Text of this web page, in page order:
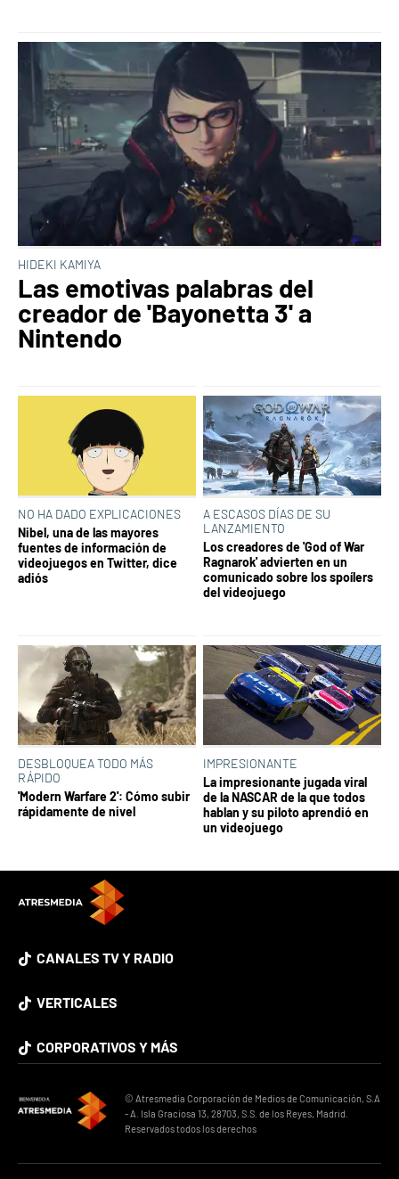
HIDEKI KAMIYA
Las emotivas palabras del
creador de 'Bayonetta 3' a
Nintendo
NO HA DADO EXPLICACIONES
Nibel, una de las mayores
fuentes de información de
videojuegos en Twitter, dice
adiós
A ESCASOS DÍAS DE SU
LANZAMIENTO
Los creadores de 'God of War
Ragnarok' advierten en un
comunicado sobre los spoílers
del videojuego
DESBLOQUEA TODO MÁS
RÁPIDO
'Modern Warfare 2': Cómo subir
rápidamente de nivel
IMPRESIONANTE
La impresionante jugada viral
de la NASCAR de la que todos
hablan y su piloto aprendió en
un videojuego
CANALES TV Y RADIO
VERTICALES
CORPORATIVOS Y MÁS
© Atresmedia Corporación de Medios de Comunicación, S.A
- A. Isla Graciosa 13, 28703, S.S. de los Reyes, Madrid.
Reservados todos los derechos